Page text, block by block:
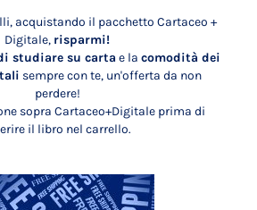
acquistando il pacchetto Cartaceo +
Digitale, risparmi!
studiare su carta e la comodità dei
sempre con te, un'offerta da non
perdere!
sopra Cartaceo+Digitale prima di
il libro nel carrello.